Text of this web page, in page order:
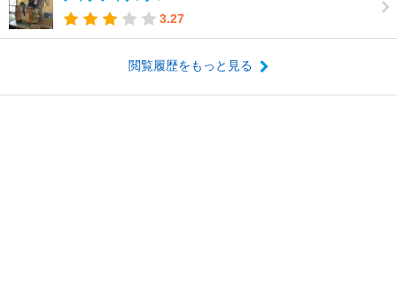
3.27
閲覧履歴をもっと見る